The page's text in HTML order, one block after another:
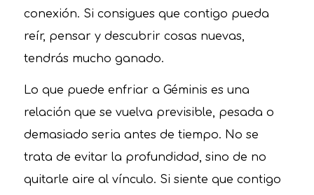
conexión. Si consigues que contigo pueda
reír, pensar y descubrir cosas nuevas,
tendrás mucho ganado.
Lo que puede enfriar a Géminis es una
relación que se vuelva previsible, pesada o
demasiado seria antes de tiempo. No se
trata de evitar la profundidad, sino de no
quitarle aire al vínculo. Si siente que contigo